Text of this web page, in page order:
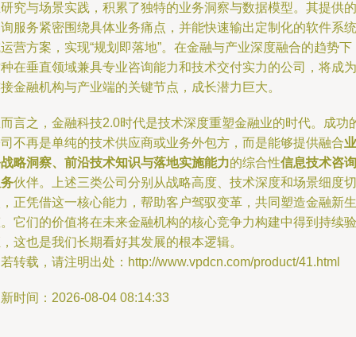
究与场景实践，积累了独特的业务洞察与数据模型。其提供的
服务紧密围绕具体业务痛点，并能快速输出定制化的软件系统
营方案，实现“规划即落地”。在金融与产业深度融合的趋势下
在垂直领域兼具专业咨询能力和技术交付实力的公司，将成为
金融机构与产业端的关键节点，成长潜力巨大。
言之，金融科技2.0时代是技术深度重塑金融业的时代。成功
不再是单纯的技术供应商或业务外包方，而是能够提供融合业
略洞察、前沿技术知识与落地实施能力的综合性信息技术咨询
伙伴。上述三类公司分别从战略高度、技术深度和场景细度切
正凭借这一核心能力，帮助客户驾驭变革，共同塑造金融新生
它们的价值将在未来金融机构的核心竞争力构建中得到持续验
这也是我们长期看好其发展的根本逻辑。
转载，请注明出处：http://www.vpdcn.com/product/41.html
时间：2026-08-04 08:14:33